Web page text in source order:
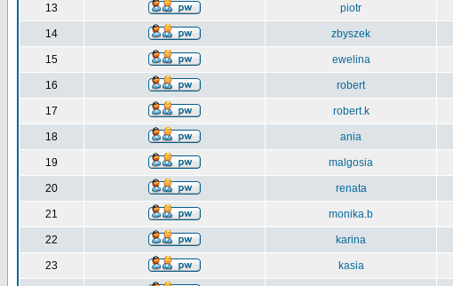
13 piotr
14 zbyszek
15 ewelina
16 robert
17 robert.k
18 ania
19 malgosia
20 renata
21 monika.b
22 karina
23 kasia